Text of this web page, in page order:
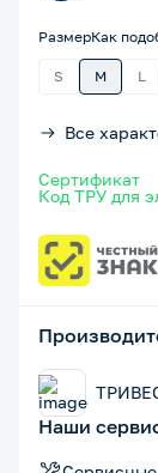
РазмерКак
S M L
Все
Сертификат
Код ТРУ для
Наши